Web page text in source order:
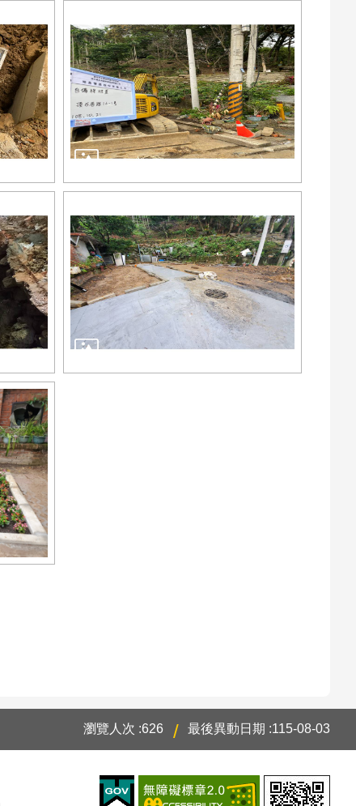
瀏覽人次 626 最後異動日期 115-08-03